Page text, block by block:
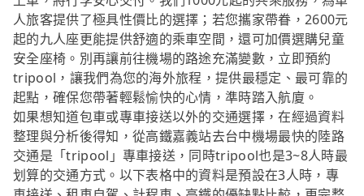
人旅客提供了極具性價比的選擇；若您攜家帶眷，2600元
起的九人座更能提供舒適的乘車空間，還可加價選購兒童
安全座椅。別再讓前往機場的路途充滿變數，立即預約
tripool，讓我們為您的海外旅程，提供最穩定、最可靠的
起點，確保您帶著輕鬆愉快的心情，準時踏入航廈。
如果想知道包車或專車接送以外的交通選擇，在經過資料
整理與分析後得知，從高鐵嘉義站去台中機場最快的陸路
交通是「tripool」專車接送，同時tripool也是3~8人時最
划算的交通方式。以下表格中的資料是預設在3人時，專